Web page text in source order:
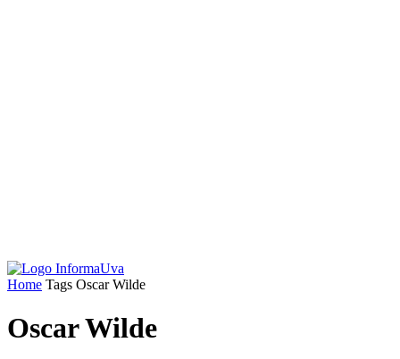
Home Tags Oscar Wilde
Oscar Wilde